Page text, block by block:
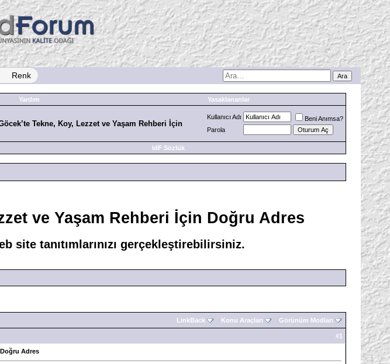
Renk
Yardım Yasaklananlar
Tekne, Koy, Lezzet ve Yaşam Rehberi İçin
Kullanıcı Adı
Beni Anımsa?
Parola
IdF Sözlük
ve Yaşam Rehberi İçin Doğru Adres
site tanıtımlarınızı gerçekleştirebilirsiniz.
LinkBack Konu Araçları Görünüm Modları
#1
Adres